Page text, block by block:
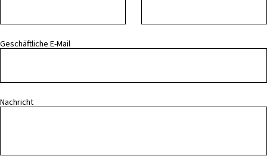
Geschäftliche E-Mail
Nachricht